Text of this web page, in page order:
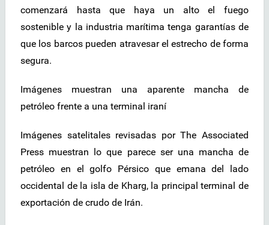
comenzará hasta que haya un alto el fuego
sostenible y la industria marítima tenga garantías de
que los barcos pueden atravesar el estrecho de forma
segura.
Imágenes muestran una aparente mancha de
petróleo frente a una terminal iraní
Imágenes satelitales revisadas por The Associated
Press muestran lo que parece ser una mancha de
petróleo en el golfo Pérsico que emana del lado
occidental de la isla de Kharg, la principal terminal de
exportación de crudo de Irán.